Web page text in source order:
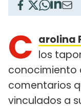
C arolina
los
conocimiento
comentarios
vinculados a